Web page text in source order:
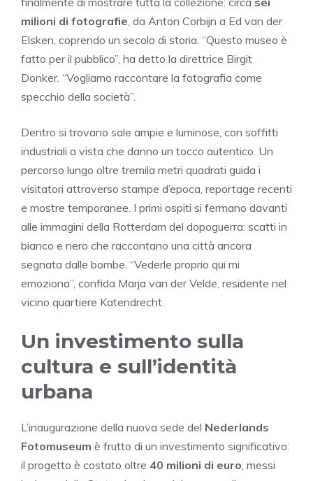
milioni di fotografie , da Anton Corbijn a Ed van der
Elsken, coprendo un secolo di storia. “Questo museo è
fatto per il pubblico”, ha detto la direttrice Birgit
Donker. “Vogliamo raccontare la fotografia come
specchio della società”.
Dentro si trovano sale ampie e luminose, con soffitti
industriali a vista che danno un tocco autentico. Un
percorso lungo oltre tremila metri quadrati guida i
visitatori attraverso stampe d’epoca, reportage recenti
e mostre temporanee. I primi ospiti si fermano davanti
alle immagini della Rotterdam del dopoguerra: scatti in
bianco e nero che raccontano una città ancora
segnata dalle bombe. “Vederle proprio qui mi
emoziona”, confida Marja van der Velde, residente nel
vicino quartiere Katendrecht.
Un investimento sulla
cultura e sull’identità
urbana
L’inaugurazione della nuova sede del Nederlands
Fotomuseum è frutto di un investimento significativo:
il progetto è costato oltre 40 milioni di euro , messi